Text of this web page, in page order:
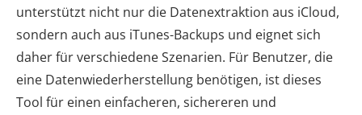
unterstützt nicht nur die Datenextraktion aus iCloud,
sondern auch aus iTunes-Backups und eignet sich
daher für verschiedene Szenarien. Für Benutzer, die
eine Datenwiederherstellung benötigen, ist dieses
Tool für einen einfacheren, sichereren und